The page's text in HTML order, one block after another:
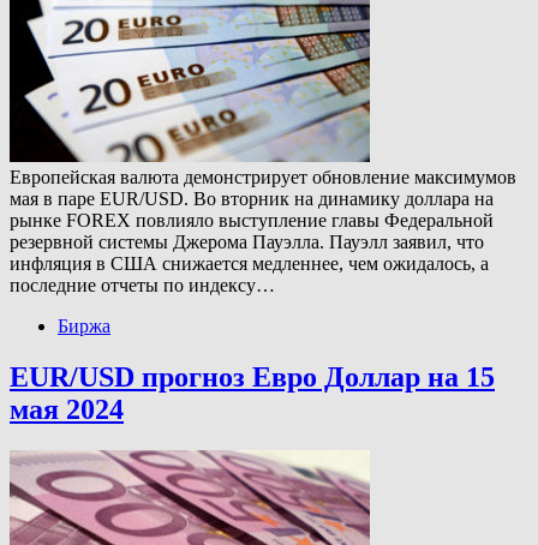
Европейская валюта демонстрирует обновление максимумов
мая в паре EUR/USD. Во вторник на динамику доллара на
рынке FOREX повлияло выступление главы Федеральной
резервной системы Джерома Пауэлла. Пауэлл заявил, что
инфляция в США снижается медленнее, чем ожидалось, а
последние отчеты по индексу…
Биржа
EUR/USD прогноз Евро Доллар на 15
мая 2024